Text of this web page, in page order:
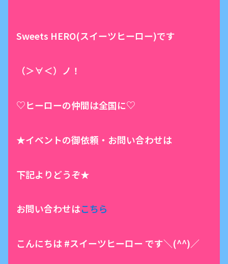
Sweets HERO(スイーツヒーロー)です
（＞∀＜）ノ！
♡ヒーローの仲間は全国に♡
★イベントの御依頼・お問い合わせは
下記よりどうぞ★
お問い合わせはこちら
こんにちは #スイーツヒーロー です＼(^^)／